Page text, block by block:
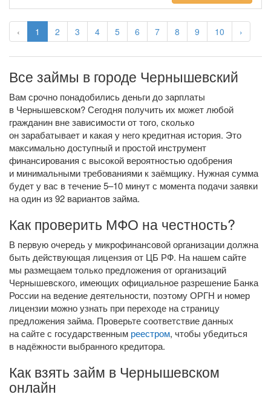
‹ 1 2 3 4 5 6 7 8 9 10 ›
Все займы в городе Чернышевский
Вам срочно понадобились деньги до зарплаты
в Чернышевском? Сегодня получить их может любой
гражданин вне зависимости от того, сколько
он зарабатывает и какая у него кредитная история. Это
максимально доступный и простой инструмент
финансирования с высокой вероятностью одобрения
и минимальными требованиями к заёмщику. Нужная сумма
будет у вас в течение 5–10 минут с момента подачи заявки
на один из 92 вариантов займа.
Как проверить МФО на честность?
В первую очередь у микрофинансовой организации должна
быть действующая лицензия от ЦБ РФ. На нашем сайте
мы размещаем только предложения от организаций
Чернышевского, имеющих официальное разрешение Банка
России на ведение деятельности, поэтому ОРГН и номер
лицензии можно узнать при переходе на страницу
предложения займа. Проверьте соответствие данных
на сайте с государственным реестром, чтобы убедиться
в надёжности выбранного кредитора.
Как взять займ в Чернышевском
онлайн